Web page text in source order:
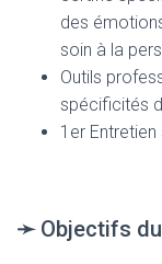
des
soin à la
Outils
spécificités
1er
➛ Objectifs